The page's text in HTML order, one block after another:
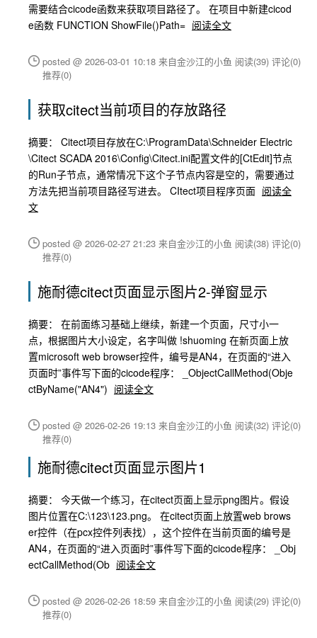
需要结合cicode函数来获取项目路径了。 在项目中新建cicod
e函数 FUNCTION ShowFile()Path= 阅读全文
posted @ 2026-03-01 10:18 来自金沙江的小鱼 阅读(39) 评论(0)
推荐(0)
获取citect当前项目的存放路径
摘要： Citect项目存放在C:\ProgramData\Schneider Electric
\Citect SCADA 2016\Config\Citect.ini配置文件的[CtEdit]节点
的Run子节点，通常情况下这个子节点内容是空的，需要通过
方法先把当前项目路径写进去。 CItect项目程序页面 阅读全
文
posted @ 2026-02-27 21:23 来自金沙江的小鱼 阅读(38) 评论(0)
推荐(0)
施耐德citect页面显示图片2-弹窗显示
摘要： 在前面练习基础上继续，新建一个页面，尺寸小一
点，根据图片大小设定，名字叫做 !shuoming 在新页面上放
置microsoft web browser控件，编号是AN4，在页面的“进入
页面时”事件写下面的cicode程序： _ObjectCallMethod(Obje
ctByName("AN4") 阅读全文
posted @ 2026-02-26 19:13 来自金沙江的小鱼 阅读(32) 评论(0)
推荐(0)
施耐德citect页面显示图片1
摘要： 今天做一个练习，在citect页面上显示png图片。假设
图片位置在C:\123\123.png。 在citect页面上放置web brows
er控件（在pcx控件列表找），这个控件在当前页面的编号是
AN4，在页面的“进入页面时”事件写下面的cicode程序： _Obj
ectCallMethod(Ob 阅读全文
posted @ 2026-02-26 18:59 来自金沙江的小鱼 阅读(29) 评论(0)
推荐(0)